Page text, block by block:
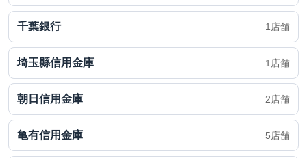
千葉銀行 1店舗
埼玉縣信用金庫 1店舗
朝日信用金庫 2店舗
亀有信用金庫 5店舗